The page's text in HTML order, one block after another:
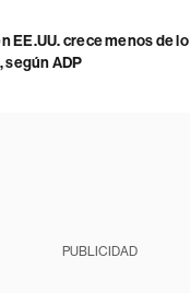
EE.UU. crece menos de lo
según ADP
PUBLICIDAD